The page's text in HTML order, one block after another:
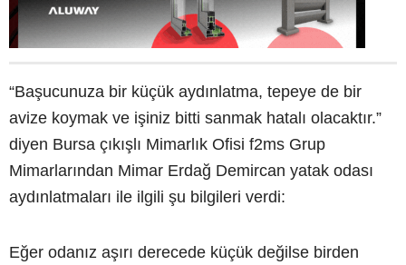
“Başucunuza bir küçük aydınlatma, tepeye de bir
avize koymak ve işiniz bitti sanmak hatalı olacaktır.”
diyen Bursa çıkışlı Mimarlık Ofisi f2ms Grup
Mimarlarından Mimar Erdağ Demircan yatak odası
aydınlatmaları ile ilgili şu bilgileri verdi:
Eğer odanız aşırı derecede küçük değilse birden